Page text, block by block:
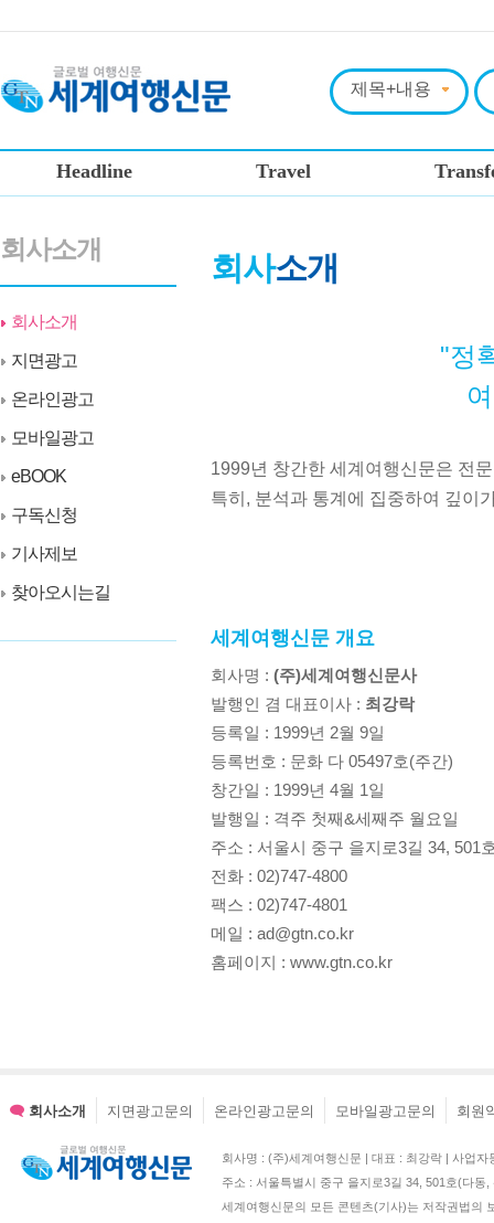
Headline Travel
회사소개
회사소개
지면광고
온라인광고
모바일광고
eBOOK
구독신청
기사제보
찾아오시는길
회사소개
"정
1999년 창간한 세계여행신문은 전
특히, 분석과 통계에 집중하여 깊이
세계여행신문 개요
회사명 : (주)세계여행신문사
발행인 겸 대표이사 : 최강락
등록일 : 1999년 2월 9일
등록번호 : 문화 다 05497호(주간)
창간일 : 1999년 4월 1일
발행일 : 격주 첫째&세째주 월요일
주소 : 서울시 중구 을지로3길 34, 501
전화 : 02)747-4800
팩스 : 02)747-4801
메일 : ad@gtn.co.kr
홈페이지 : www.gtn.co.kr
회사소개 지면광고문의 온라인광고문의 모바일광고문의 회원
회사명 : (주)세계여행신문 | 대표 : 최강락 | 사업
주소 : 서울특별시 중구 을지로3길 34, 501호(다
세계여행신문의 모든 콘텐츠(기사)는 저작권법의